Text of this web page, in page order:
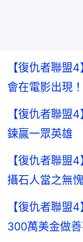
【復仇者聯盟
會在電影出現！
【復仇者聯
鍊贏一眾英雄
【復仇者聯
攝石人當之無愧
【復仇者聯
300萬美金做